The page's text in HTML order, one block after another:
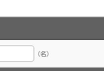
（名）